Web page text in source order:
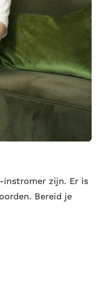
instromer zijn. Er is
Bereid je